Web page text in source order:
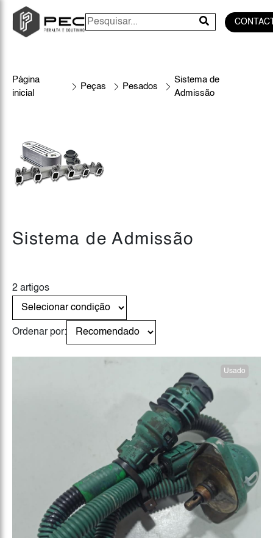
Página
inicial
Peças Pesados
Sistema de
Admissão
Sistema de Admissão
2 artigos
Ordenar por:
Usado